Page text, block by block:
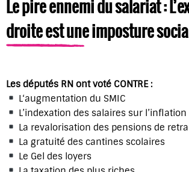
Le pire ennemi du salariat :
droite est une imposture
Les députés RN ont voté CONTRE :
L‘augmentation du SMIC
L’indexation des salaires sur l’inflation
La revalorisation des pensions de
La gratuité des cantines scolaires
Le Gel des loyers